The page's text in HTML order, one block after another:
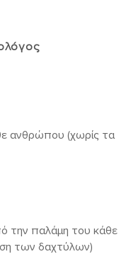
ανθρώπου (χωρίς τα
την παλάμη του κάθε
των δαχτύλων)